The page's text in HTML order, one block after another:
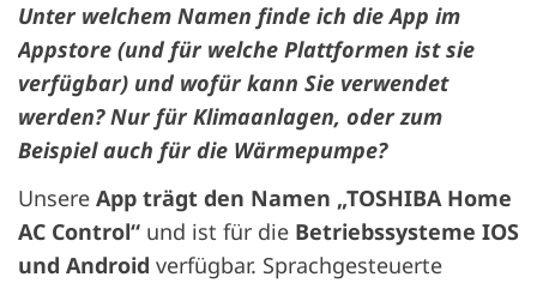
Unter welchem Namen finde ich die App im
Appstore (und für welche Plattformen ist sie
verfügbar) und wofür kann Sie verwendet
werden? Nur für Klimaanlagen, oder zum
Beispiel auch für die Wärmepumpe?
Unsere App trägt den Namen „TOSHIBA Home
AC Control“ und ist für die Betriebssysteme IOS
und Android verfügbar. Sprachgesteuerte